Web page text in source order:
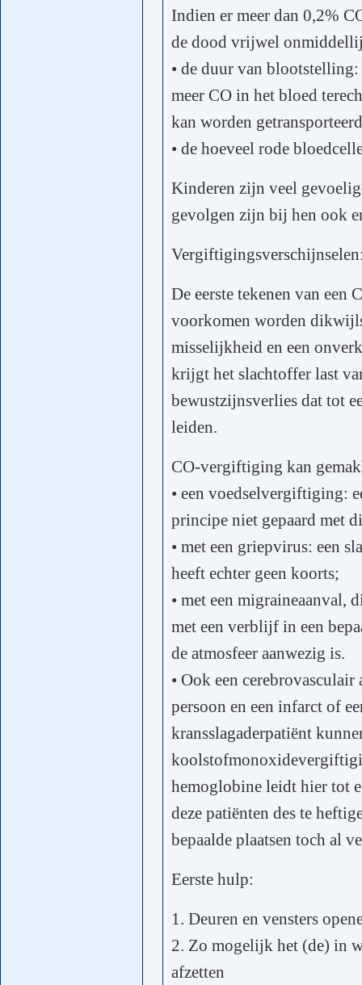
Indien er meer dan 0,2%
de dood vrijwel
• de duur van
meer CO in het bloed
kan worden getransporteerd
• de hoeveel rode
Kinderen zijn veel
gevolgen zijn bij hen ook
De eerste tekenen van
voorkomen worden
misselijkheid en een
krijgt het slachtoffer last
bewustzijnsverlies dat tot
leiden.
CO-vergiftiging kan
• een voedselvergiftiging:
principe niet gepaard met
• met een griepvirus: een
heeft echter geen koorts;
• met een migraineaanval,
met een verblijf in een
de atmosfeer aanwezig is.
• Ook een
persoon en een infarct of
kransslagaderpatiënt
hemoglobine leidt hier tot
deze patiënten des te
bepaalde plaatsen toch al
Eerste hulp:
1. Deuren en vensters
2. Zo mogelijk het (de) in
afzetten